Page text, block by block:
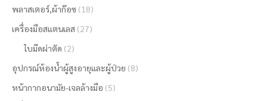
พลาสเตอร์,ผ้าก๊อซ (18)
เครื่องมือสแตนเลส (27)
ใบมีดผ่าตัด (2)
อุปกรณ์ห้องน้ำผู้สูงอายุและผู้ป่วย (8)
หน้ากากอนามัย-เจลล้างมือ (5)